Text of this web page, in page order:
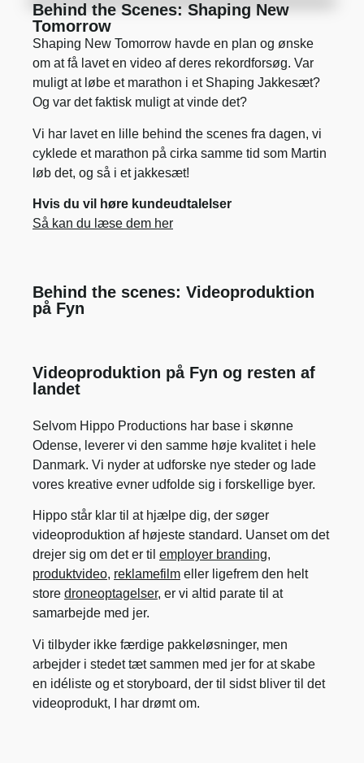
Behind the Scenes: Shaping New
Tomorrow
Shaping New Tomorrow havde en plan og ønske
om at få lavet en video af deres rekordforsøg. Var
muligt at løbe et marathon i et Shaping Jakkesæt?
Og var det faktisk muligt at vinde det?
Vi har lavet en lille behind the scenes fra dagen, vi
cyklede et marathon på cirka samme tid som Martin
løb det, og så i et jakkesæt!
Hvis du vil høre kundeudtalelser
Så kan du læse dem her
Behind the scenes: Videoproduktion
på Fyn
Videoproduktion på Fyn og resten af
landet
Selvom Hippo Productions har base i skønne
Odense, leverer vi den samme høje kvalitet i hele
Danmark. Vi nyder at udforske nye steder og lade
vores kreative evner udfolde sig i forskellige byer.
Hippo står klar til at hjælpe dig, der søger
videoproduktion af højeste standard. Uanset om det
drejer sig om det er til employer branding,
produktvideo, reklamefilm eller ligefrem den helt
store droneoptagelser, er vi altid parate til at
samarbejde med jer.
Vi tilbyder ikke færdige pakkeløsninger, men
arbejder i stedet tæt sammen med jer for at skabe
en idéliste og et storyboard, der til sidst bliver til det
videoprodukt, I har drømt om.